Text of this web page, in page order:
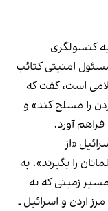
کنسولگری
امنیتی کتائب
است، گفت که
را مسلح کند» و
«از
را بگیرند». به
زمینی که به
اردن و اسرائیل ـ